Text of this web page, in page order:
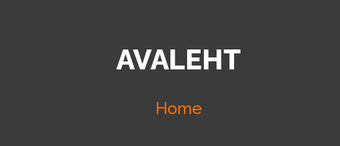
AVALEHT
Home